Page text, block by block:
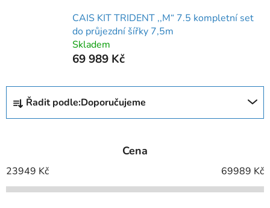
CAIS KIT TRIDENT ,,M“ 7.5 kompletní set
do průjezdní šířky 7,5m
Skladem
69 989 Kč
Ř
z
í
p
Řadit podle:Doporučujeme
Cena
23949 Kč 69989 Kč